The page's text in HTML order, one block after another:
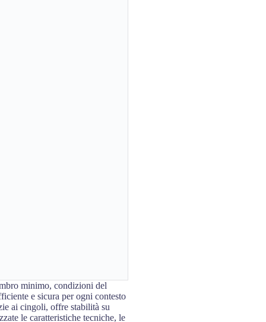
minimo, condizioni del
e sicura per ogni contesto
ai cingoli, offre stabilità su
le caratteristiche tecniche, le